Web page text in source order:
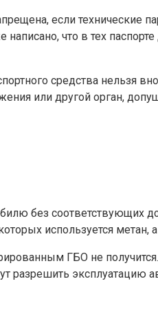
если
что в тех
средства нельзя
или другой орган,
без соответствующих
используется метан,
ГБО не
разрешить эксплуатацию